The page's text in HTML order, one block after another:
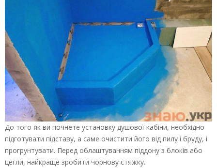
До того як ви почнете установку душової кабіни, необхідно
підготувати підставу, а саме очистити його від пилу і бруду, і
прогрунтувати. Перед облаштуванням піддону з блоків або
цегли, найкраще зробити чорнову стяжку.